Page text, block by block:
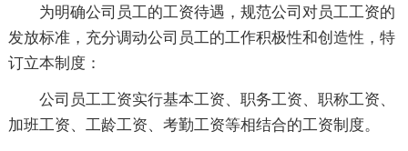
为明确公司员工的工资待遇，规范公司对员工工资的
发放标准，充分调动公司员工的工作积极性和创造性，特
订立本制度：
公司员工工资实行基本工资、职务工资、职称工资、
加班工资、工龄工资、考勤工资等相结合的工资制度。